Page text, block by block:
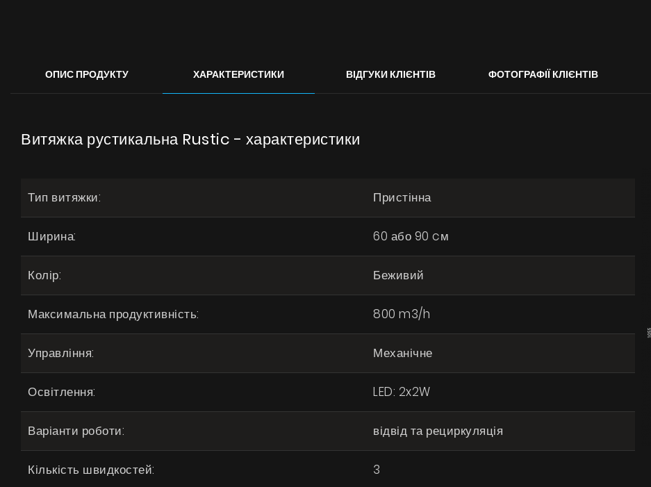
ОПИС ПРОДУКТУ ХАРАКТЕРИСТИКИ ВІДГУКИ КЛІЄНТІВ ФОТОГРАФІЇ КЛІЄНТІВ
Витяжка рустикальна Rustic - характеристики
Тип витяжки: Пристінна
Ширина: 60 або 90 cм
Колір: Беживий
Максимальна продуктивність: 800 m3/h
Управління: Механічне
Освітлення: LED: 2x2W
Варіанти роботи: відвід та рециркуляція
Кількість швидкостей: 3